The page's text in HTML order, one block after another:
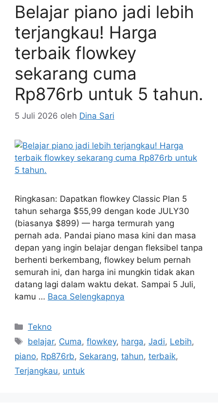
Belajar piano jadi lebih
terjangkau! Harga
terbaik flowkey
sekarang cuma
Rp876rb untuk 5 tahun.
5 Juli 2026 oleh Dina Sari
Ringkasan: Dapatkan flowkey Classic Plan 5
tahun seharga $55,99 dengan kode JULY30
(biasanya $899) — harga termurah yang
pernah ada. Pandai piano masa kini dan masa
depan yang ingin belajar dengan fleksibel tanpa
berhenti berkembang, flowkey belum pernah
semurah ini, dan harga ini mungkin tidak akan
datang lagi dalam waktu dekat. Sampai 5 Juli,
kamu … Baca Selengkapnya
Kategori
Tekno
Tag
belajar, Cuma,flowkey, harga,Jadi, Lebih,
piano, Rp876rb, Sekarang, tahun, terbaik,
Terjangkau, untuk